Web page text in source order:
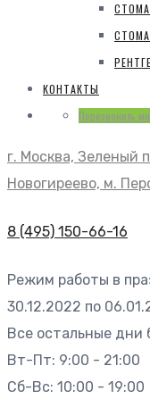
КОНТАКТЫ
Перезвонить
г. Москва, Зеленый
Новогиреево, м.
8 (495) 150-66-16
Режим работы в
30.12.2022 по
Все остальные дни
Вт-Пт: 9:00 - 21:00
Сб-Вс: 10:00 - 19:00